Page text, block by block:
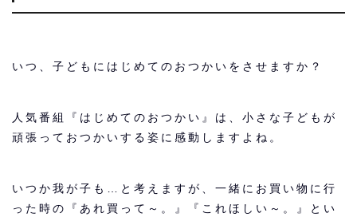
いつ、子どもに はじめてのおつかい をさせますか？
人気番組『はじめてのおつかい』は、小さな子どもが
頑張っておつかいする姿に感動しますよね。
いつか我が子も…と考えますが、一緒にお買い物に行
った時の『あれ買って～。』『これほしい～。』とい